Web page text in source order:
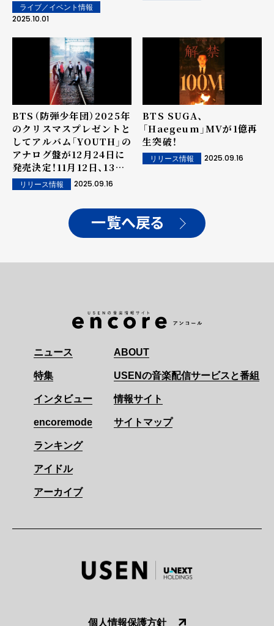
ライブ／イベント情報
2025.10.01
BTS（防弾少年団）2025年
のクリスマスプレゼントと
してアルバム「YOUTH」の
アナログ盤が12月24日に
発売決定！11月12日、13日
にはライブハウス爆音応援
上映会決定！
リリース情報 2025.09.16
BTS SUGA、
「Haegeum」MVが1億再
生突破！
リリース情報 2025.09.16
一覧へ戻る
ニュース
特集
インタビュー
encoremode
ランキング
アイドル
アーカイブ
ABOUT
USENの音楽配信サービスと番組
情報サイト
サイトマップ
個人情報保護方針